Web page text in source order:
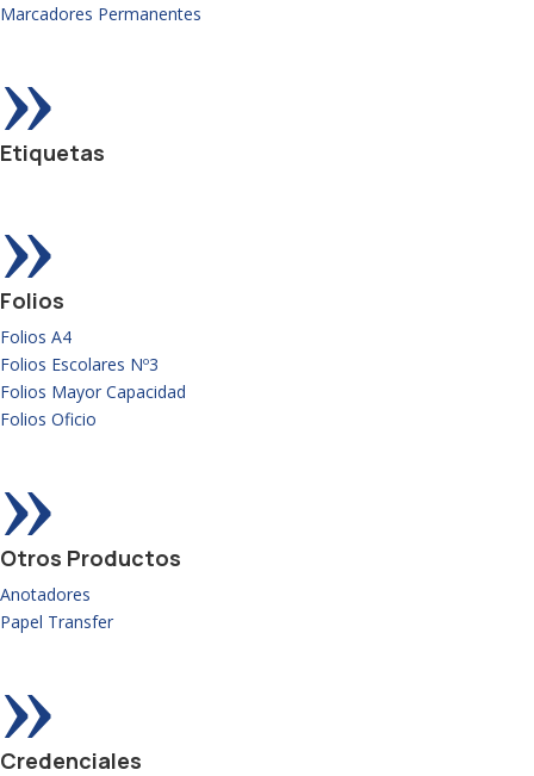
Marcadores Permanentes
»
Etiquetas
»
Folios
Folios A4
Folios Escolares Nº3
Folios Mayor Capacidad
Folios Oficio
»
Otros Productos
Anotadores
Papel Transfer
»
Credenciales